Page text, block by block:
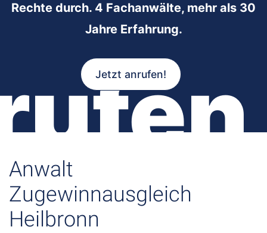
Rechte durch. 4 Fachanwälte, mehr als 30
Jahre Erfahrung.
Jetzt anrufen!
Anwalt
Zugewinnausgleich
Heilbronn